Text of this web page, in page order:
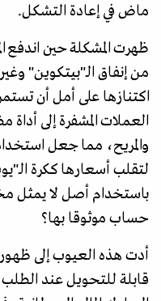
ماض في إعادة التشكل.
ظهرت المشكلة حين اندفع
من إنفاق الـ"بيتكوين"
اكتنازها على أمل أن
العملات المشفرة إلى أداة
والمريح، مما جعل
لتقلب أسعارها ككرة
باستخدام أصل لا يمثل
حساب موثوقا بها؟
أدت هذه العيوب إلى
قابلة للتحويل عند